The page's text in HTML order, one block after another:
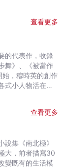
查看更多
的代表作，收錄
舞》、《被當作
，穆時英的創作
式小人物活在聲
查看更多
集《南北極》
大，前者描寫30
變既有的生活模